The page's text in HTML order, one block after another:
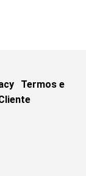
Termos e